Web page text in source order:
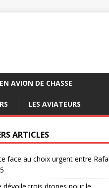
AVION DE CHASSE
LES AVIATEURS
ARTICLES
face au choix urgent entre